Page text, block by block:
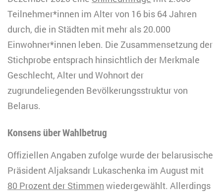
Teilnehmer*innen im Alter von 16 bis 64 Jahren
durch, die in Städten mit mehr als 20.000
Einwohner*innen leben. Die Zusammensetzung der
Stichprobe entsprach hinsichtlich der Merkmale
Geschlecht, Alter und Wohnort der
zugrundeliegenden Bevölkerungsstruktur von
Belarus.
Konsens über Wahlbetrug
Offiziellen Angaben zufolge wurde der belarusische
Präsident Aljaksandr Lukaschenka im August mit
80 Prozent der Stimmen wiedergewählt. Allerdings